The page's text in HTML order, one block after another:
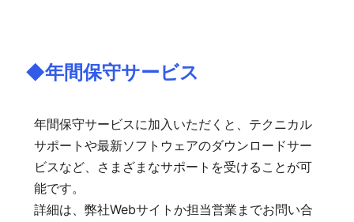
◆年間保守サービス
年間保守サービスに加入いただくと、テクニカル
サポートや最新ソフトウェアのダウンロードサー
ビスなど、さまざまなサポートを受けることが可
能です。
詳細は、弊社Webサイトか担当営業までお問い合